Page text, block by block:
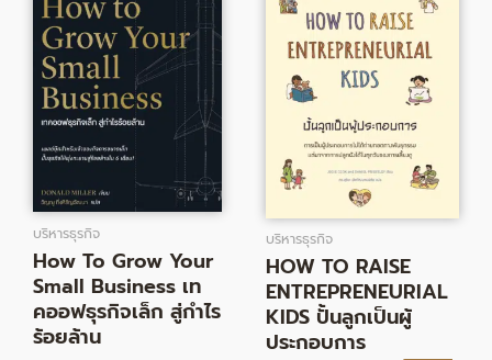
บริหารธุรกิจ
How To Grow Your
Small Business เท
คออฟธุรกิจเล็ก สู่กำไร
ร้อยล้าน
บริหารธุรกิจ
HOW TO RAISE
ENTREPRENEURIAL
KIDS ปั้นลูกเป็นผู้
ประกอบการ